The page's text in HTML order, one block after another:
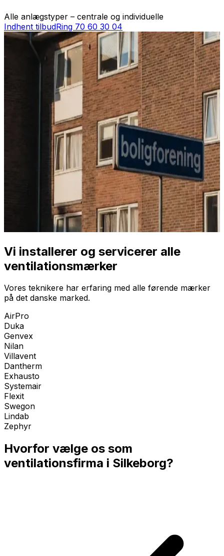
Alle anlægstyper – centrale og individuelle
Indhent tilbudRing 70 60 30 04
Vi installerer og servicerer alle
ventilationsmærker
Vores teknikere har erfaring med alle førende mærker
på det danske marked.
AirPro
Duka
Genvex
Nilan
Villavent
Dantherm
Exhausto
Systemair
Flexit
Swegon
Lindab
Zephyr
Hvorfor vælge os som
ventilationsfirma i Silkeborg?